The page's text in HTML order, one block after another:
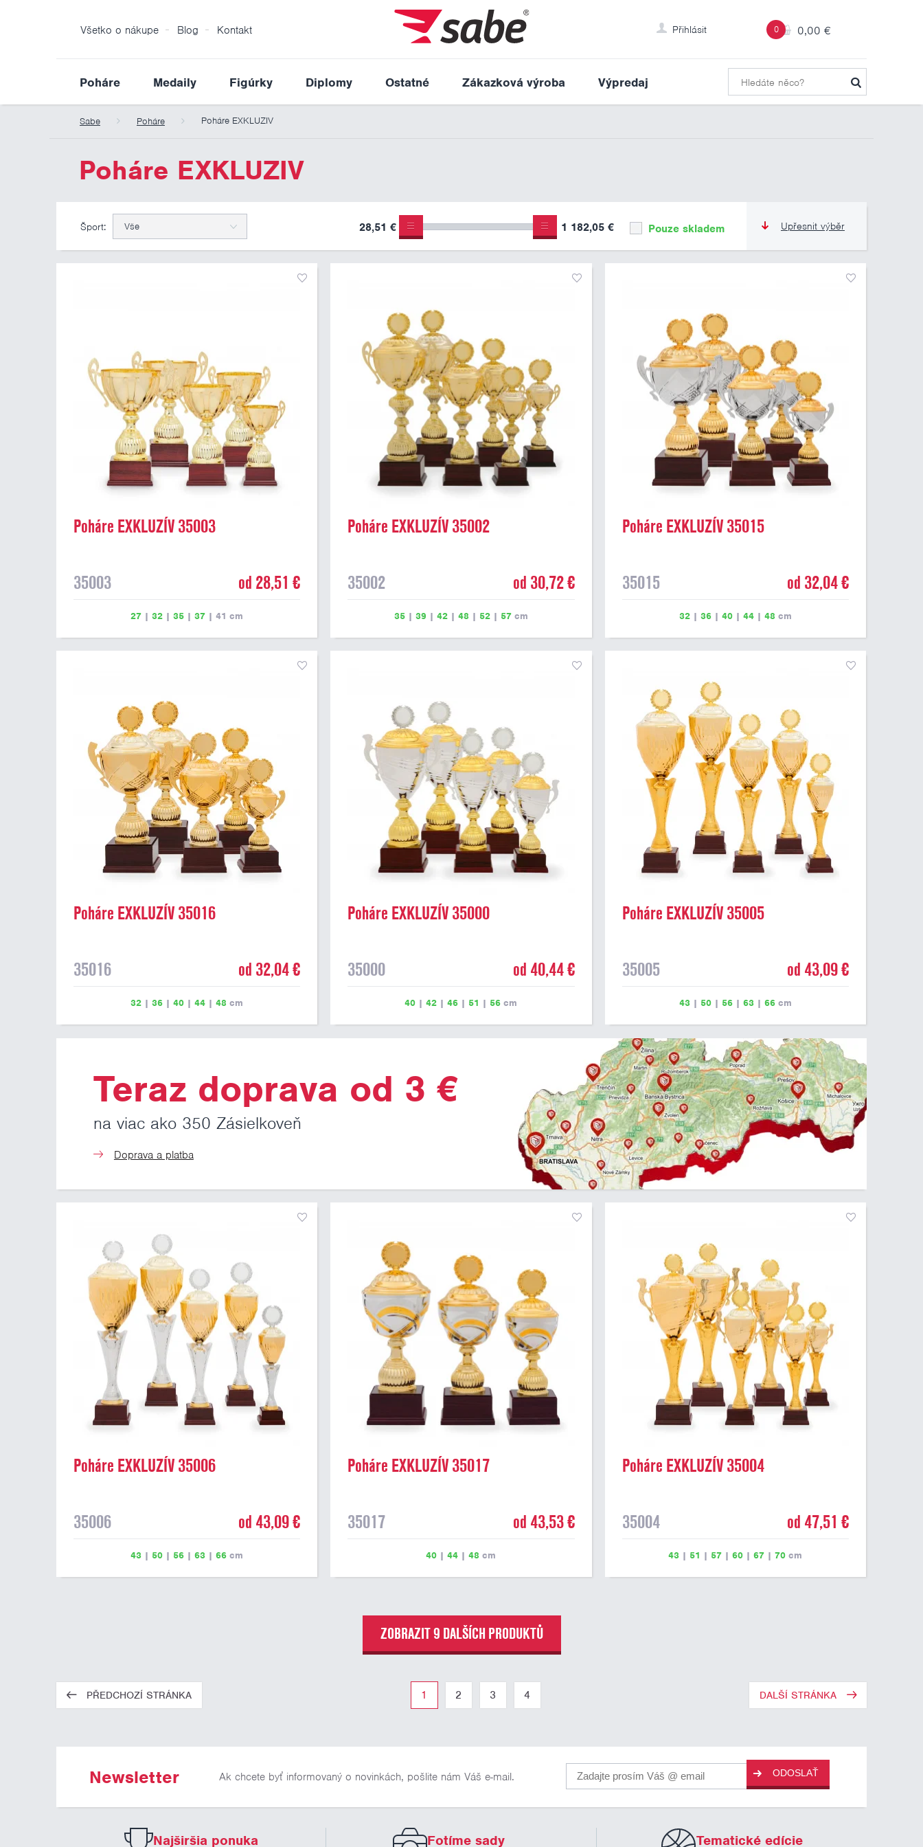
0 0,00 €
Přihlásit
Všetko o nákupe Blog Kontakt
Poháre Medaily Figúrky Diplomy Ostatné Zákazková výroba Výpredaj
Sabe Poháre Poháre EXKLUZIV
Poháre EXKLUZIV
Upřesnit výběr
Šport: Vše Pouze skladem
28,51 € 1 182,05 €
Poháre EXKLUZÍV 35003
35003 od 28,51 €
27| 32| 35| 37| 41 cm
Poháre EXKLUZÍV 35002
35002 od 30,72 €
35| 39 | 42| 48 | 52| 57cm
Poháre EXKLUZÍV 35015
35015 od 32,04 €
32| 36| 40| 44| 48 cm
Poháre EXKLUZÍV 35016
35016 od 32,04 €
32| 36| 40| 44| 48 cm
Poháre EXKLUZÍV 35000
35000 od 40,44 €
40 |42 |46 | 51 | 56 cm
Poháre EXKLUZÍV 35005
35005 od 43,09 €
43| 50| 56| 63| 66cm
Teraz doprava od 3 €
na viac ako 350 Zásielkoveň
Doprava a platba
Poháre EXKLUZÍV 35006
35006 od 43,09 €
43| 50| 56| 63| 66cm
Poháre EXKLUZÍV 35017
35017 od 43,53 €
40 |44 |48 cm
Poháre EXKLUZÍV 35004
35004 od 47,51 €
43 | 51 | 57 |60 |67 |70 cm
ZOBRAZIT 9 DALŠÍCH PRODUKTŮ
PŘEDCHOZÍ STRÁNKA 1 2 3 4 DALŠÍ STRÁNKA
Newsletter Ak chcete byť informovaný o novinkách, pošlite nám Váš e-mail. ODOSLAŤ
Najširšia ponuka Fotíme sady Tematické edície